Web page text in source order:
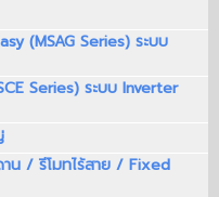
(MSAG Series) ระบบ
Series) ระบบ Inverter
น / รีโมทไร้สาย / Fixed